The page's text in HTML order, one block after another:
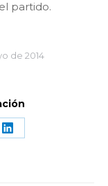
partido.
de 2014
Share